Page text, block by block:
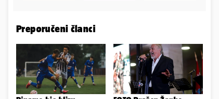
Preporučeni članci